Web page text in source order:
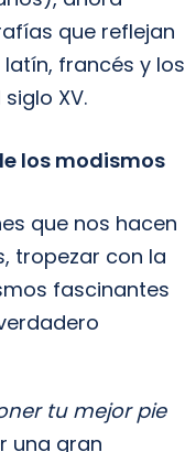
que reflejan
francés y los
XV.
los modismos
que nos hacen
tropezar con la
fascinantes
tu mejor pie
una gran